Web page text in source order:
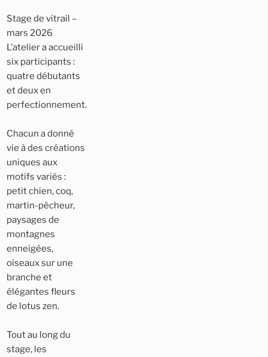
Stage de vitrail –
mars 2026
L’atelier a accueilli
six participants :
quatre débutants
et deux en
perfectionnement.
Chacun a donné
vie à des créations
uniques aux
motifs variés :
petit chien, coq,
martin-pêcheur,
paysages de
montagnes
enneigées,
oiseaux sur une
branche et
élégantes fleurs
de lotus zen.
Tout au long du
stage, les